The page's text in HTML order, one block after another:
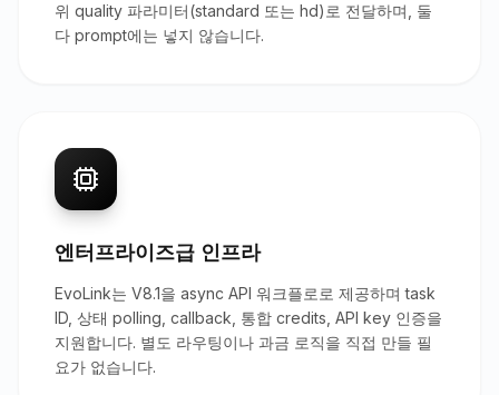
위 quality 파라미터(standard 또는 hd)로 전달하며, 둘
다 prompt에는 넣지 않습니다.
엔터프라이즈급 인프라
EvoLink는 V8.1을 async API 워크플로로 제공하며 task
ID, 상태 polling, callback, 통합 credits, API key 인증을
지원합니다. 별도 라우팅이나 과금 로직을 직접 만들 필
요가 없습니다.